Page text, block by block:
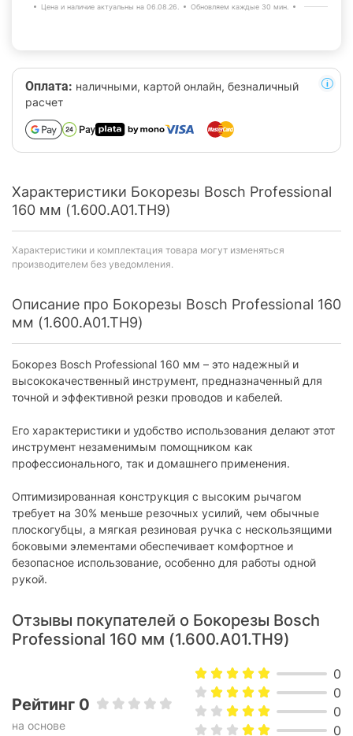
Цена и наличие актуальны на 06.08.26. Обновляем каждые 30 мин.
Оплата: наличными, картой онлайн, безналичный
расчет
Характеристики Бокорезы Bosch Professional
160 мм (1.600.A01.TH9)
Характеристики и комплектация товара могут изменяться
производителем без уведомления.
Описание про Бокорезы Bosch Professional 160
мм (1.600.A01.TH9)
Бокорез Bosch Professional 160 мм – это надежный и
высококачественный инструмент, предназначенный для
точной и эффективной резки проводов и кабелей.
Его характеристики и удобство использования делают этот
инструмент незаменимым помощником как
профессионального, так и домашнего применения.
Оптимизированная конструкция с высоким рычагом
требует на 30% меньше резочных усилий, чем обычные
плоскогубцы, а мягкая резиновая ручка с нескользящими
боковыми элементами обеспечивает комфортное и
безопасное использование, особенно для работы одной
рукой.
Отзывы покупателей о Бокорезы Bosch
Professional 160 мм (1.600.A01.TH9)
Рейтинг 0
на основе
0
0
0
0